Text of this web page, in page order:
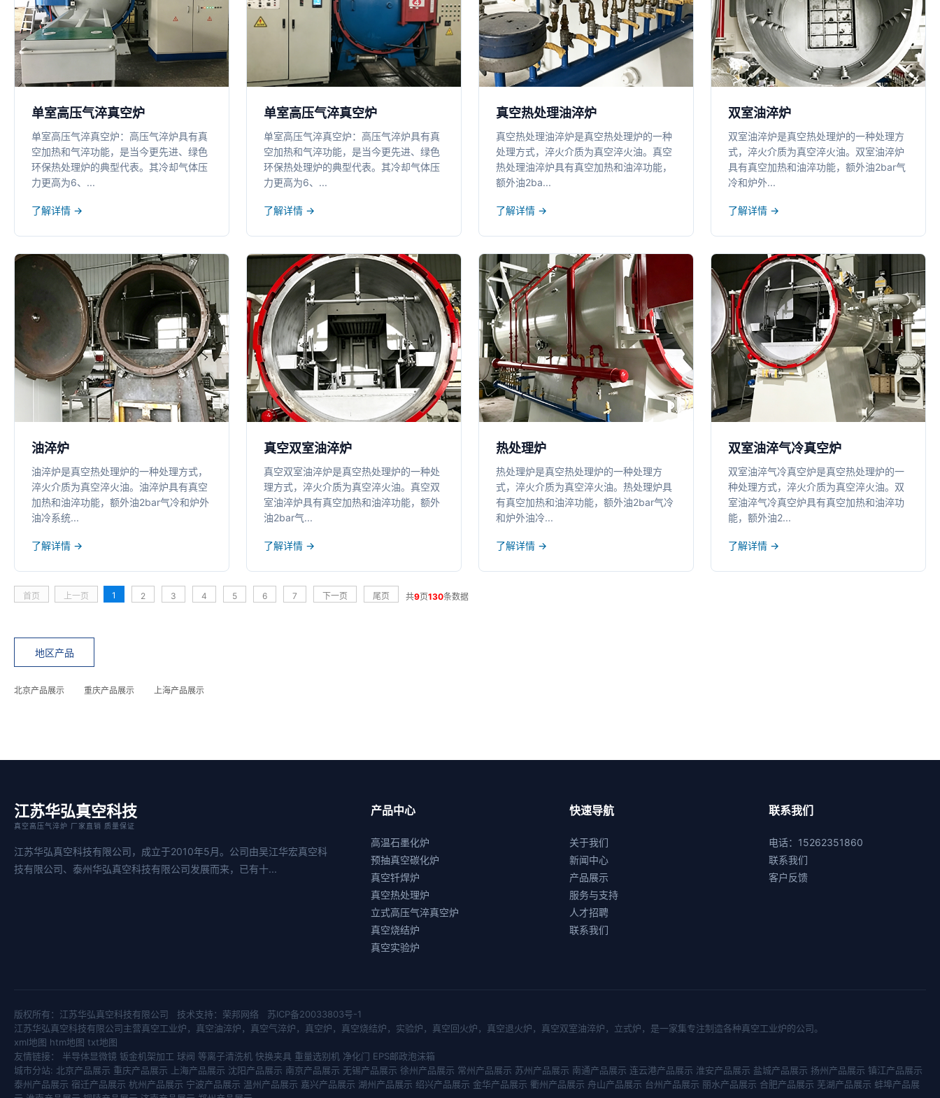
单室高压气淬真空炉
单室高压气淬真空炉：高压气淬炉具有真
空加热和气淬功能，是当今更先进、绿色
环保热处理炉的典型代表。其冷却气体压
力更高为6、...
了解详情 →
单室高压气淬真空炉
单室高压气淬真空炉：高压气淬炉具有真
空加热和气淬功能，是当今更先进、绿色
环保热处理炉的典型代表。其冷却气体压
力更高为6、...
了解详情 →
真空热处理油淬炉
真空热处理油淬炉是真空热处理炉的一种
处理方式，淬火介质为真空淬火油。真空
热处理油淬炉具有真空加热和油淬功能，
额外油2ba...
了解详情 →
双室油淬炉
双室油淬炉是真空热处理炉的一种处理方
式，淬火介质为真空淬火油。双室油淬炉
具有真空加热和油淬功能，额外油2bar气
冷和炉外...
了解详情 →
油淬炉
油淬炉是真空热处理炉的一种处理方式，
淬火介质为真空淬火油。油淬炉具有真空
加热和油淬功能，额外油2bar气冷和炉外
油冷系统...
了解详情 →
真空双室油淬炉
真空双室油淬炉是真空热处理炉的一种处
理方式，淬火介质为真空淬火油。真空双
室油淬炉具有真空加热和油淬功能，额外
油2bar气...
了解详情 →
热处理炉
热处理炉是真空热处理炉的一种处理方
式，淬火介质为真空淬火油。热处理炉具
有真空加热和油淬功能，额外油2bar气冷
和炉外油冷...
了解详情 →
双室油淬气冷真空炉
双室油淬气冷真空炉是真空热处理炉的一
种处理方式，淬火介质为真空淬火油。双
室油淬气冷真空炉具有真空加热和油淬功
能，额外油2...
了解详情 →
首页 上一页 1 2 3 4 5 6 7 下一页 尾页 共9页130条数据
地区产品
北京产品展示 重庆产品展示 上海产品展示
江苏华弘真空科技
真空高压气淬炉 厂家直销 质量保证
江苏华弘真空科技有限公司，成立于2010年5月。公司由吴江华宏真空科
技有限公司、泰州华弘真空科技有限公司发展而来，已有十...
产品中心
高温石墨化炉
预抽真空碳化炉
真空钎焊炉
真空热处理炉
立式高压气淬真空炉
真空烧结炉
真空实验炉
快速导航
关于我们
新闻中心
产品展示
服务与支持
人才招聘
联系我们
联系我们
电话：15262351860
联系我们
客户反馈
版权所有：江苏华弘真空科技有限公司 技术支持： 荣邦网络
苏ICP备20033803号-1
江苏华弘真空科技有限公司主营真空工业炉， 真空油淬炉， 真空气淬炉， 真空炉， 真空烧结炉， 实验炉， 真空回火炉， 真空退火炉， 真空双室油淬炉， 立式炉，是一家集专注制造各种真空工业炉的公司。
xml地图 htm地图 txt地图
友情链接： 半导体显微镜 钣金机架加工 球阀 等离子清洗机 快换夹具 重量选别机 净化门 EPS邮政泡沫箱
城市分站: 北京产品展示 重庆产品展示 上海产品展示 沈阳产品展示 南京产品展示 无锡产品展示 徐州产品展示 常州产品展示 苏州产品展示 南通产品展示 连云港产品展示 淮安产品展示 盐城产品展示 扬州产品展示 镇江产品展示
泰州产品展示 宿迁产品展示 杭州产品展示 宁波产品展示 温州产品展示 嘉兴产品展示 湖州产品展示 绍兴产品展示 金华产品展示 衢州产品展示 舟山产品展示 台州产品展示 丽水产品展示 合肥产品展示 芜湖产品展示 蚌埠产品展